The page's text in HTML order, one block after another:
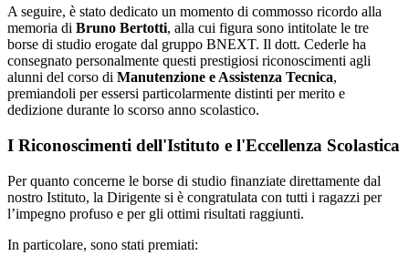
A seguire, è stato dedicato un momento di commosso ricordo alla
memoria di Bruno Bertotti, alla cui figura sono intitolate le tre
borse di studio erogate dal gruppo BNEXT. Il dott. Cederle ha
consegnato personalmente questi prestigiosi riconoscimenti agli
alunni del corso di Manutenzione e Assistenza Tecnica,
premiandoli per essersi particolarmente distinti per merito e
dedizione durante lo scorso anno scolastico.
I Riconoscimenti dell'Istituto e l'Eccellenza Scolastica
Per quanto concerne le borse di studio finanziate direttamente dal
nostro Istituto, la Dirigente si è congratulata con tutti i ragazzi per
l’impegno profuso e per gli ottimi risultati raggiunti.
In particolare, sono stati premiati: